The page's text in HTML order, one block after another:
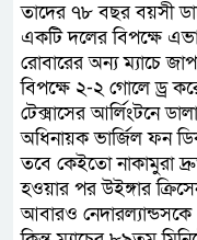
তাদের ৭৮ বছর বয়সী
একটি দলের বিপক্ষে
রোবারের অন্য ম্যাচে
বিপক্ষে ২-২ গোলে ড্র
টেক্সাসের আর্লিংটনে
অধিনায়ক ভার্জিল ফন
তবে কেইতো নাকামুরা
হওয়ার পর উইঙ্গার
আবারও